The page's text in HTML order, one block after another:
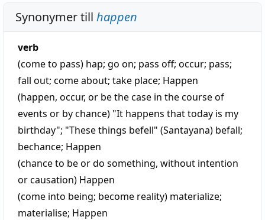
Synonymer till happen
verb
(come to pass) hap; go on; pass off; occur; pass;
fall out; come about; take place; Happen
(happen, occur, or be the case in the course of
events or by chance) "It happens that today is my
birthday"; "These things befell" (Santayana) befall;
bechance; Happen
(chance to be or do something, without intention
or causation) Happen
(come into being; become reality) materialize;
materialise; Happen